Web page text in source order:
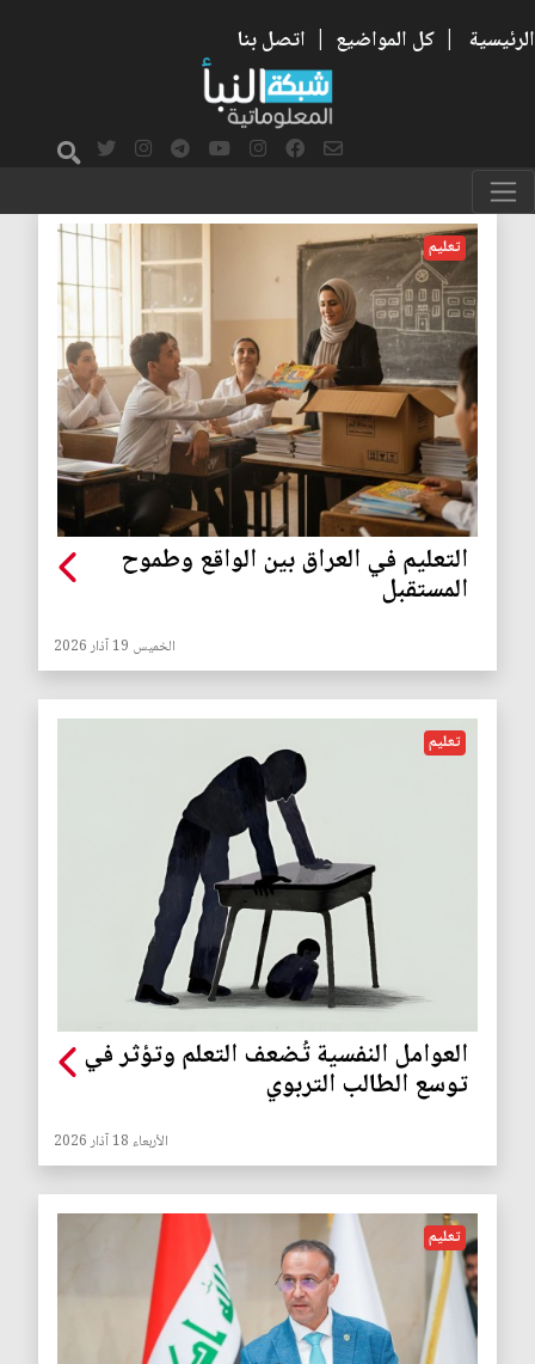
الرئيسية | كل المواضيع | اتصل بنا
تعليم
التعليم في العراق بين الواقع وطموح
المستقبل
الخميس 19 آذار 2026
تعليم
العوامل النفسية تُضعف التعلم وتؤثر في
توسع الطالب التربوي
الأربعاء 18 آذار 2026
تعليم